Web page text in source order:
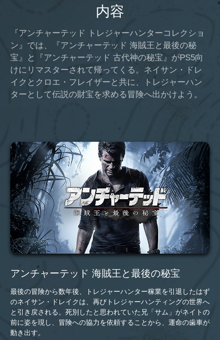
内容
『アンチャーテッド トレジャーハンターコレクショ
ン』では、『アンチャーテッド 海賊王と最後の秘
宝』と『アンチャーテッド 古代神の秘宝』がPS5向
けにリマスターされて帰ってくる。ネイサン・ドレ
イクとクロエ・フレイザーと共に、トレジャーハン
ターとして伝説の財宝を求める冒険へ出かけよう。
アンチャーテッド 海賊王と最後の秘宝
最後の冒険から数年後、トレジャーハンター稼業を引退したはず
のネイサン・ドレイクは、再びトレジャーハンティングの世界へ
と引き戻される。死別したと思われていた兄「サム」がネイトの
前に姿を現し、冒険への協力を依頼することから、運命の歯車が
動き出す。